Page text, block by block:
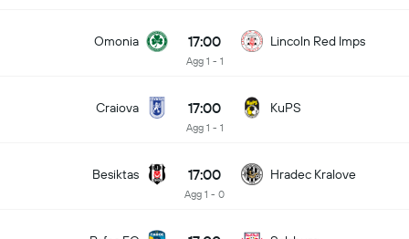
Omonia 17:00
Agg 1 - 1
Lincoln Red Imps
Craiova 17:00
Agg 1 - 1
KuPS
Besiktas 17:00
Agg 1 - 0
Hradec Kralove